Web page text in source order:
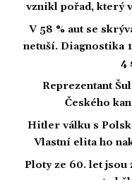
vznikl pořad, který
V 58 % aut se
netuší. Diagnostika
4
Reprezentant
Českého
Hitler válku s
Vlastní elita ho
Ploty ze 60. let jsou